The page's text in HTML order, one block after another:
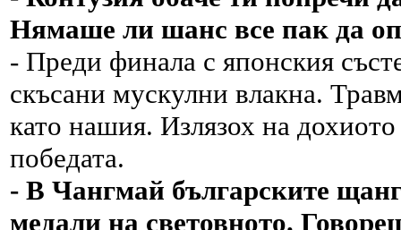
Нямаше ли шанс все пак да
- Преди финала с японския
скъсани мускулни влакна.
като нашия. Излязох на
победата.
- В Чангмай българските
медали на световното.